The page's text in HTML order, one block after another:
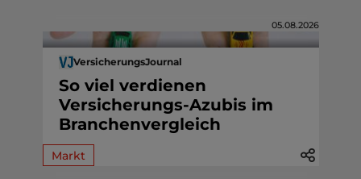
05.08.2026
VersicherungsJournal
So viel verdienen
Versicherungs-Azubis im
Branchenvergleich
Markt